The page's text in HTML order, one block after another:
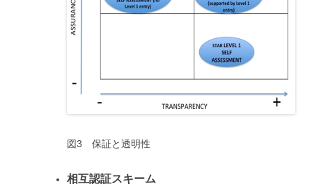
図3 保証と透明性
相互認証スキーム